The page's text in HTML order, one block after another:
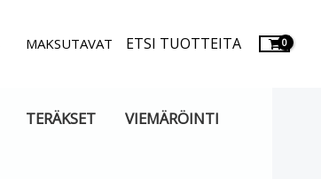
MAKSUTAVAT ETSI TUOTTEITA
TERÄKSET VIEMÄRÖINTI